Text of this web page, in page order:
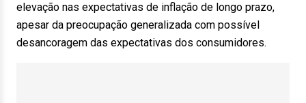
elevação nas expectativas de inflação de longo prazo,
apesar da preocupação generalizada com possível
desancoragem das expectativas dos consumidores.